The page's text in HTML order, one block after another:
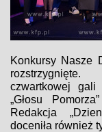
Konkursy Nasze
czwartkowej gali
„Głosu
Redakcja
doceniła również